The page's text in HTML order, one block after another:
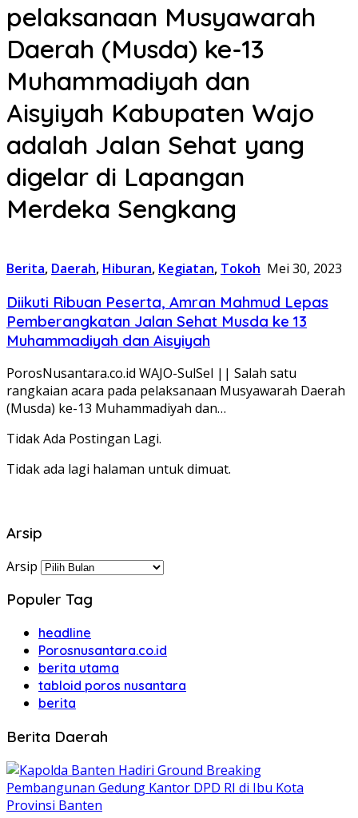
pelaksanaan Musyawarah
Daerah (Musda) ke-13
Muhammadiyah dan
Aisyiyah Kabupaten Wajo
adalah Jalan Sehat yang
digelar di Lapangan
Merdeka Sengkang
Berita, Daerah, Hiburan, Kegiatan, Tokoh Mei 30, 2023
Diikuti Ribuan Peserta, Amran Mahmud Lepas
Pemberangkatan Jalan Sehat Musda ke 13
Muhammadiyah dan Aisyiyah
PorosNusantara.co.id WAJO-SulSel || Salah satu
rangkaian acara pada pelaksanaan Musyawarah Daerah
(Musda) ke-13 Muhammadiyah dan…
Tidak Ada Postingan Lagi.
Tidak ada lagi halaman untuk dimuat.
Arsip
Arsip
Populer Tag
headline
Porosnusantara.co.id
berita utama
tabloid poros nusantara
berita
Berita Daerah